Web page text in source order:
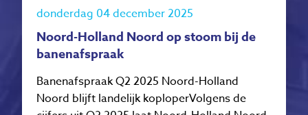
donderdag 04 december 2025
Noord-Holland Noord op stoom bij de
banenafspraak
Banenafspraak Q2 2025 Noord-Holland
Noord blijft landelijk koploperVolgens de